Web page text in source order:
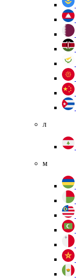
л
м